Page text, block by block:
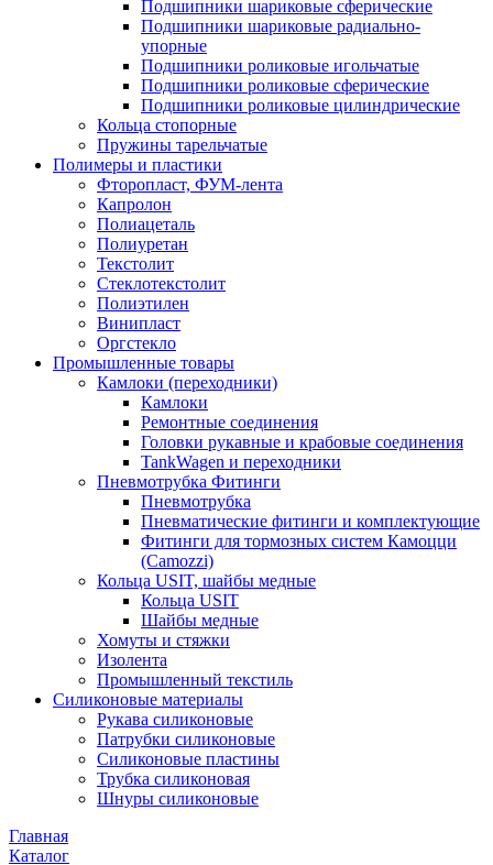
Подшипники шариковые сферические
Подшипники шариковые радиально-
упорные
Подшипники роликовые игольчатые
Подшипники роликовые сферические
Подшипники роликовые цилиндрические
Кольца стопорные
Пружины тарельчатые
Полимеры и пластики
Фторопласт, ФУМ-лента
Капролон
Полиацеталь
Полиуретан
Текстолит
Стеклотекстолит
Полиэтилен
Винипласт
Оргстекло
Промышленные товары
Камлоки (переходники)
Камлоки
Ремонтные соединения
Головки рукавные и крабовые соединения
TankWagen и переходники
Пневмотрубка Фитинги
Пневмотрубка
Пневматические фитинги и комплектующие
Фитинги для тормозных систем Камоцци
(Camozzi)
Кольца USIT, шайбы медные
Кольца USIT
Шайбы медные
Хомуты и стяжки
Изолента
Промышленный текстиль
Силиконовые материалы
Рукава силиконовые
Патрубки силиконовые
Силиконовые пластины
Трубка силиконовая
Шнуры силиконовые
Главная
Каталог